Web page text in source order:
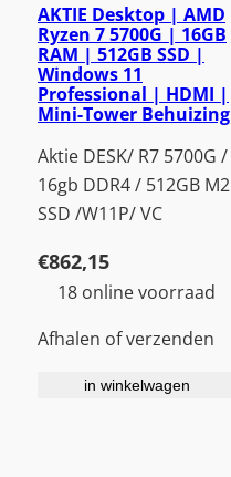
AKTIE Desktop | AMD
Ryzen 7 5700G | 16GB
RAM | 512GB SSD |
Windows 11
Professional | HDMI |
Mini-Tower Behuizing
Aktie DESK/ R7 5700G /
16gb DDR4 / 512GB M2
SSD /W11P/ VC
€862,15
18 online voorraad
Afhalen of verzenden
in winkelwagen